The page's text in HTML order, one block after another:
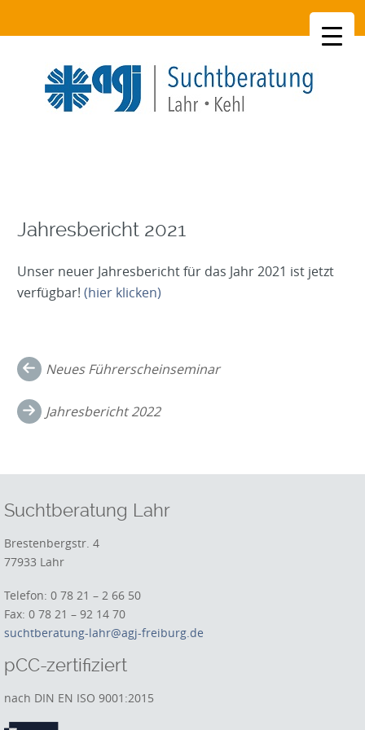
Jahresbericht 2021
Unser neuer Jahresbericht für das Jahr 2021 ist jetzt
verfügbar! (hier klicken)
Post
navigation
Neues Führerscheinseminar
Jahresbericht 2022
Suchtberatung Lahr
Brestenbergstr. 4
77933 Lahr
Telefon: 0 78 21 – 2 66 50
Fax: 0 78 21 – 92 14 70
suchtberatung-lahr@agj-freiburg.de
pCC-zertifiziert
nach DIN EN ISO 9001:2015